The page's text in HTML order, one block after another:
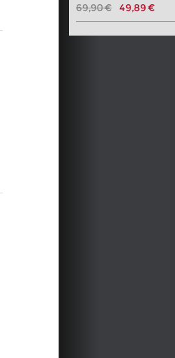
69,90 € 49,89 €